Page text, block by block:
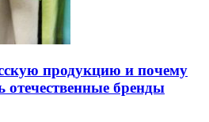
продукцию и почему
отечественные бренды